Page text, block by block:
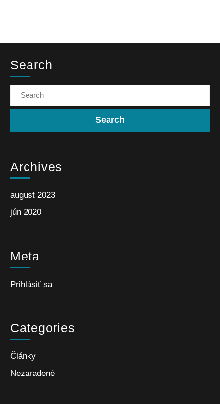
Search
Archives
august 2023
jún 2020
Meta
Prihlásiť sa
Categories
Články
Nezaradené